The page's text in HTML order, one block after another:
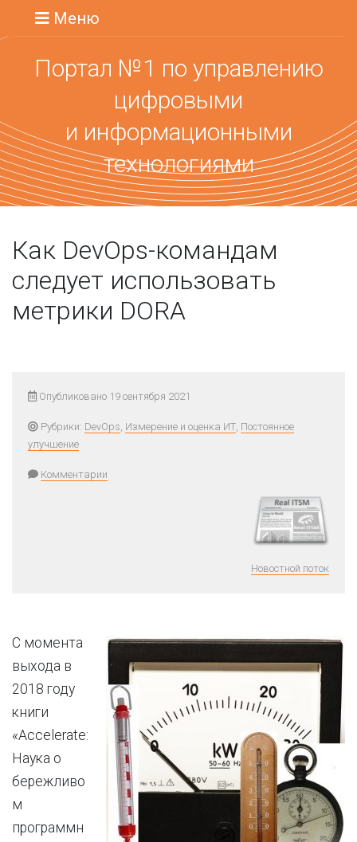
Меню
Портал №1 по управлению
цифровыми
и информационными
технологиями
Как DevOps-командам
следует использовать
метрики DORA
Опубликовано 19 сентября 2021
Рубрики: DevOps, Измерение и оценка ИТ, Постоянное
улучшение
Комментарии
Новостной поток
С момента
выхода в
2018 году
книги
«Accelerate:
Наука о
бережливо
м
программн